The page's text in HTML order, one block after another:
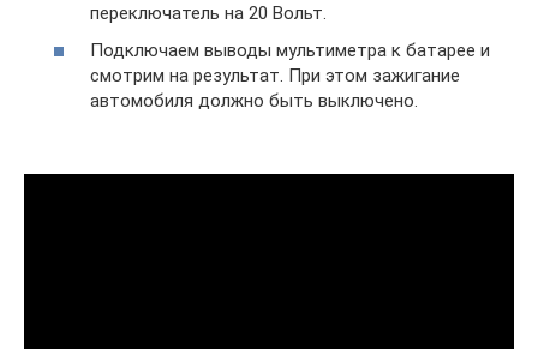
переключатель на 20 Вольт.
Подключаем выводы мультиметра к батарее и
смотрим на результат. При этом зажигание
автомобиля должно быть выключено.